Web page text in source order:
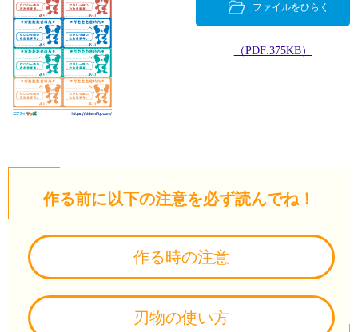
ファイルをひらく
（PDF:375KB）
作る前に以下の注意を必ず読んでね！
作る時の注意
刃物の使い方